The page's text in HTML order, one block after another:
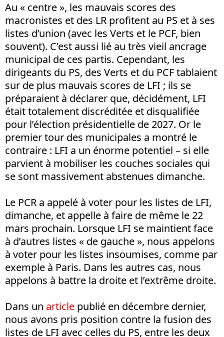
Au « centre », les mauvais scores des
macronistes et des LR profitent au PS et à ses
listes d’union (avec les Verts et le PCF, bien
souvent). C’est aussi lié au très vieil ancrage
municipal de ces partis. Cependant, les
dirigeants du PS, des Verts et du PCF tablaient
sur de plus mauvais scores de LFI ; ils se
préparaient à déclarer que, décidément, LFI
était totalement discréditée et disqualifiée
pour l’élection présidentielle de 2027. Or le
premier tour des municipales a montré le
contraire : LFI a un énorme potentiel – si elle
parvient à mobiliser les couches sociales qui
se sont massivement abstenues dimanche.
Le PCR a appelé à voter pour les listes de LFI,
dimanche, et appelle à faire de même le 22
mars prochain. Lorsque LFI se maintient face
à d’autres listes « de gauche », nous appelons
à voter pour les listes insoumises, comme par
exemple à Paris. Dans les autres cas, nous
appelons à battre la droite et l’extrême droite.
Dans un article publié en décembre dernier,
nous avons pris position contre la fusion des
listes de LFI avec celles du PS, entre les deux